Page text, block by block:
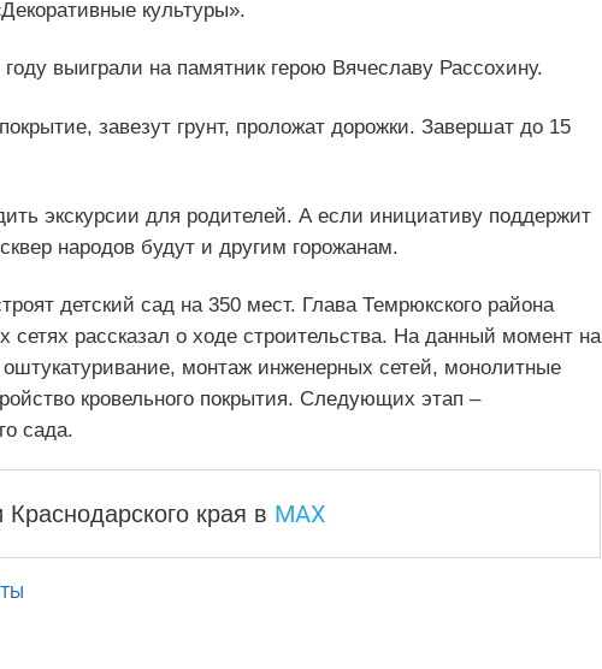
культуры».
выиграли на памятник герою Вячеславу Рассохину.
завезут грунт, проложат дорожки. Завершат до 15
экскурсии для родителей. А если инициативу поддержит
народов будут и другим горожанам.
детский сад на 350 мест. Глава Темрюкского района
рассказал о ходе строительства. На данный момент на
монтаж инженерных сетей, монолитные
кровельного покрытия. Следующих этап –
сада.
Краснодарского края в MAX